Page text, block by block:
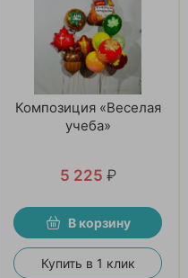
Композиция «Веселая
учеба»
5 225 ₽
В корзину
Купить в 1 клик